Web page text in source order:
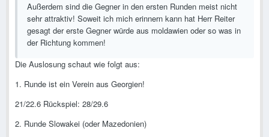
Außerdem sind die Gegner in den ersten Runden meist nicht
sehr attraktiv! Soweit ich mich erinnern kann hat Herr Reiter
gesagt der erste Gegner würde aus moldawien oder so was in
der Richtung kommen!
Die Auslosung schaut wie folgt aus:
1. Runde ist ein Verein aus Georgien!
21/22.6 Rückspiel: 28/29.6
2. Runde Slowakei (oder Mazedonien)